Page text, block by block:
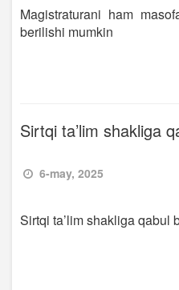
Magistraturani ham
berilishi mumkin
Sirtqi ta’lim shakliga
6-may, 2025
Sirtqi ta’lim shakliga qabul